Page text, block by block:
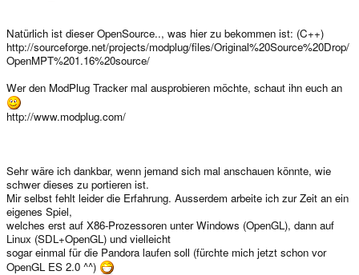
Natürlich ist dieser OpenSource.., was hier zu bekommen ist: (C++)
http://sourceforge.net/projects/modplug/files/Original%20Source%20Drop/
OpenMPT%201.16%20source/
Wer den ModPlug Tracker mal ausprobieren möchte, schaut ihn euch an
http://www.modplug.com/
Sehr wäre ich dankbar, wenn jemand sich mal anschauen könnte, wie
schwer dieses zu portieren ist.
Mir selbst fehlt leider die Erfahrung. Ausserdem arbeite ich zur Zeit an ein
eigenes Spiel,
welches erst auf X86-Prozessoren unter Windows (OpenGL), dann auf
Linux (SDL+OpenGL) und vielleicht
sogar einmal für die Pandora laufen soll (fürchte mich jetzt schon vor
OpenGL ES 2.0 ^^)